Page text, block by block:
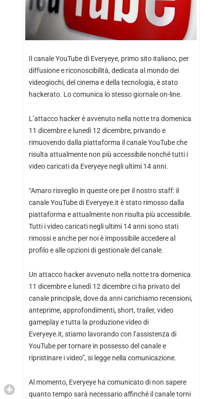
Il canale YouTube di Everyeye, primo sito italiano, per
diffusione e riconoscibilità, dedicata al mondo dei
videogiochi, del cinema e della tecnologia, è stato
hackerato. Lo comunica lo stesso giornale on-line.
L’attacco hacker è avvenuto nella notte tra domenica
11 dicembre e lunedì 12 dicembre, privando e
rimuovendo dalla piattaforma il canale YouTube che
risulta attualmente non più accessibile nonché tutti i
video caricati da Everyeye negli ultimi 14 anni.
“Amaro risveglio in queste ore per il nostro staff: il
canale YouTube di Everyeye.it è stato rimosso dalla
piattaforma e attualmente non risulta più accessibile.
Tutti i video caricati negli ultimi 14 anni sono stati
rimossi e anche per noi è impossibile accedere al
profilo e alle opzioni di gestionale del canale.
Un attacco hacker avvenuto nella notte tra domenica
11 dicembre e lunedì 12 dicembre ci ha privato del
canale principale, dove da anni carichiamo recensioni,
anteprime, approfondimenti, short, trailer, video
gameplay e tutta la produzione video di
Everyeye.it, stiamo lavorando con l’assistenza di
YouTube per tornare in possesso del canale e
ripristinare i video”, si legge nella comunicazione.
Al momento, Everyeye ha comunicato di non sapere
quanto tempo sarà necessario affinché il canale torni